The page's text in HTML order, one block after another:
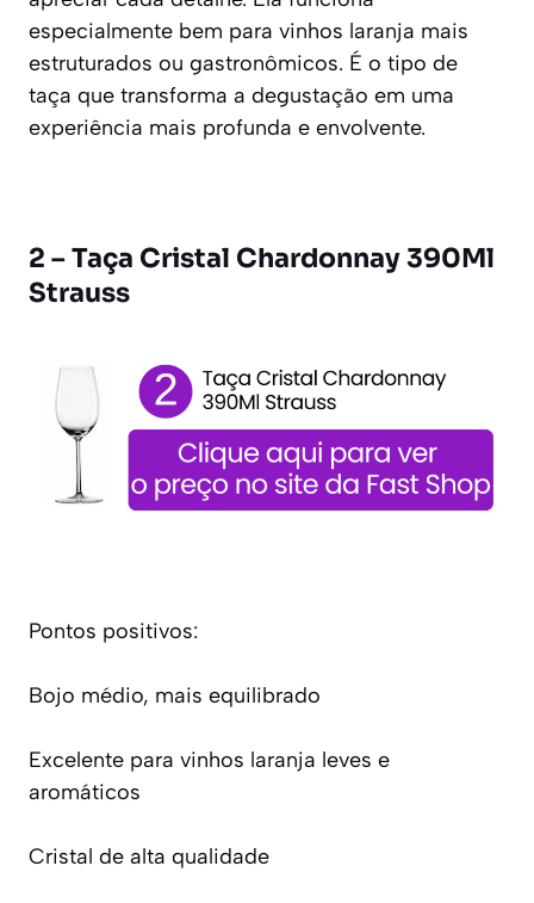
especialmente bem para vinhos laranja mais
estruturados ou gastronômicos. É o tipo de
taça que transforma a degustação em uma
experiência mais profunda e envolvente.
2 – Taça Cristal Chardonnay 390Ml
Strauss
Pontos positivos:
Bojo médio, mais equilibrado
Excelente para vinhos laranja leves e
aromáticos
Cristal de alta qualidade